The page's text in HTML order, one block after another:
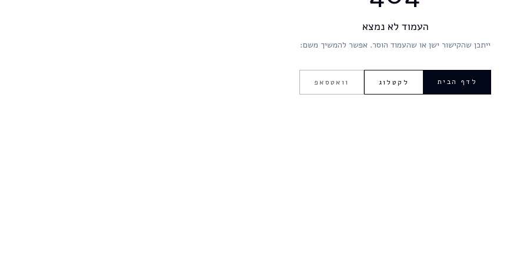
העמוד לא נמצא
ייתכן שהקישור ישן או שהעמוד הוסר. אפשר להמשיך משם:
לדף הבית לקטלוג וואטסאפ